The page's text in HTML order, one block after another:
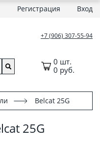
Регистрация Вход
+7 (906) 307-55-94
0 шт.
0 руб.
Belcat 25G
25G